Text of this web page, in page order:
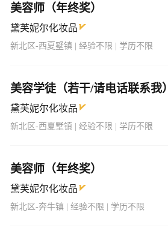
美容师（年终奖）
黛芙妮尔化妆品
新北区-西夏墅镇 | 经验不限 | 学历不限
美容学徒（若干/请电话联系我）
黛芙妮尔化妆品
新北区-西夏墅镇 | 经验不限 | 学历不限
美容师（年终奖）
黛芙妮尔化妆品
新北区-奔牛镇 | 经验不限 | 学历不限